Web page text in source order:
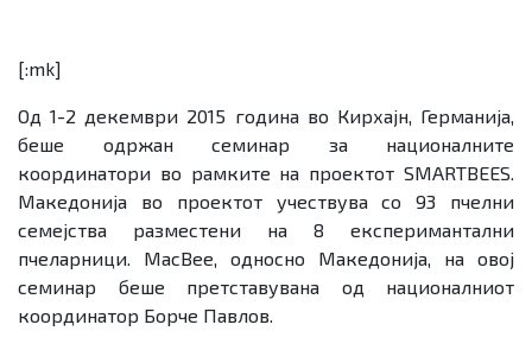
[:mk]
Од 1-2 декември 2015 година во Кирхајн, Германија,
беше одржан семинар за националните
координатори во рамките на проектот SMARTBEES.
Македонија во проектот учествува со 93 пчелни
семејства разместени на 8 експеримантални
пчеларници. MacBee, односно Македонија, на овој
семинар беше претставувана од националниот
координатор Борче Павлов.